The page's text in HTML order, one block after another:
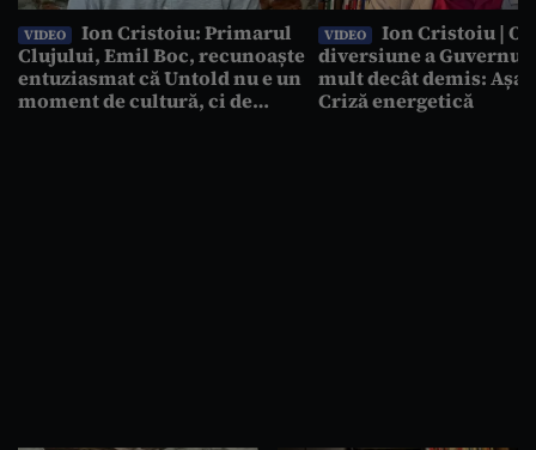
VIDEO
Ion Cristoiu: Primarul
Clujului, Emil Boc, recunoaște
entuziasmat că Untold nu e un
moment de cultură, ci de
VIDEO
Ion Cristoiu | O
diversiune a
mult decât demis: Așa
Criză energetică